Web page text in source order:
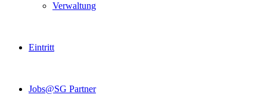
Verwaltung
Eintritt
Jobs@SG Partner